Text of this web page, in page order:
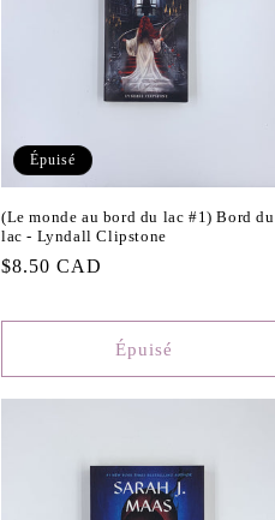
Épuisé
(Le monde au bord du lac #1) Bord du
lac - Lyndall Clipstone
Prix
$8.50 CAD
Épuisé